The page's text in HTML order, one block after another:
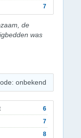
7
de
was
onbekend
6
7
8